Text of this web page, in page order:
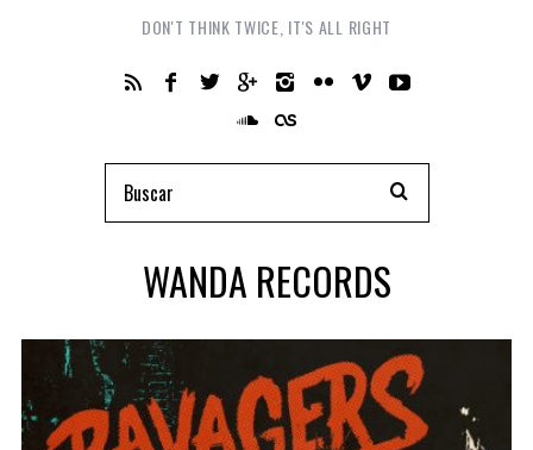
DON'T THINK TWICE, IT'S ALL RIGHT
WANDA RECORDS